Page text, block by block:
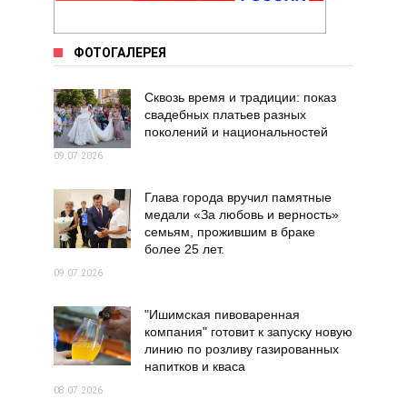
ФОТОГАЛЕРЕЯ
Сквозь время и традиции: показ
свадебных платьев разных
поколений и национальностей
09.07.2026
Глава города вручил памятные
медали «За любовь и верность»
семьям, прожившим в браке
более 25 лет.
09.07.2026
"Ишимская пивоваренная
компания" готовит к запуску новую
линию по розливу газированных
напитков и кваса
08.07.2026